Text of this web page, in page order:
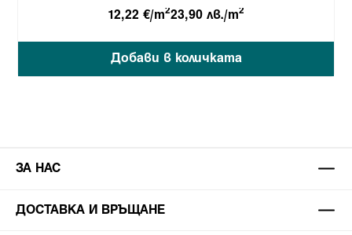
12,22 €/m223,90 лв./m2
Добави в количката
ЗА НАС
ДОСТАВКА И ВРЪЩАНЕ